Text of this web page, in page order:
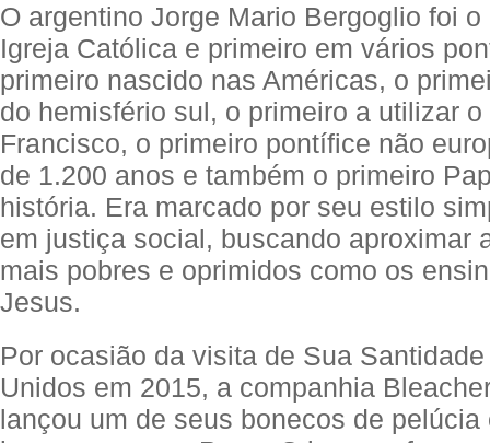
O argentino Jorge Mario Bergoglio foi o
Igreja Católica e primeiro em vários
primeiro nascido nas Américas, o
do hemisfério sul, o primeiro a utilizar o
Francisco, o primeiro pontífice não
de 1.200 anos e também o primeiro
história. Era marcado por seu estilo
em justiça social, buscando aproximar
mais pobres e oprimidos como os
Jesus.
Por ocasião da visita de Sua
Unidos em 2015, a companhia
lançou um de seus bonecos de pelúcia